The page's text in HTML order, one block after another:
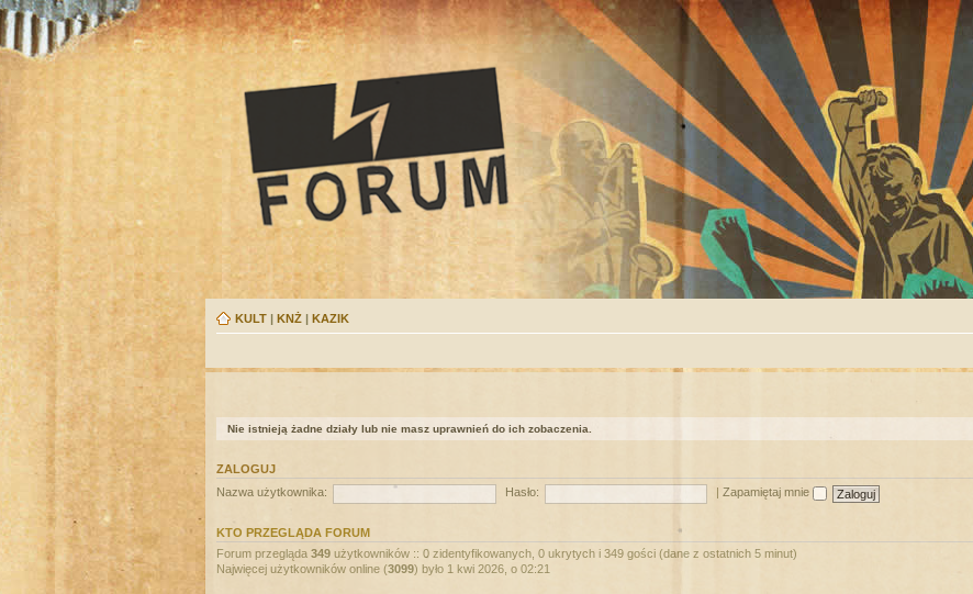
KULT | KNŻ | KAZIK
Nie istnieją żadne działy lub nie masz uprawnień do ich zobaczenia.
ZALOGUJ
Nazwa użytkownika:
Hasło: Zapamiętaj mnie
KTO PRZEGLĄDA FORUM
Forum przegląda 349 użytkowników :: 0 zidentyfikowanych, 0 ukrytych i 349 gości (dane z ostatnich 5 minut)
Najwięcej użytkowników online (3099) było 1 kwi 2026, o 02:21